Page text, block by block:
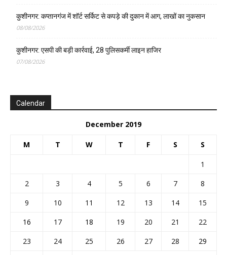
कुशीनगर: कप्तानगंज में शॉर्ट सर्किट से कपड़े की दुकान में आग, लाखों का नुकसान
08/08/2026
कुशीनगर: एसपी की बड़ी कार्रवाई, 28 पुलिसकर्मी लाइन हाजिर
07/08/2026
Calendar
December 2019
M T W T F S S
1
2
3 4 5 6 7
8
9
10 11 12 13 14
15
16
17 18 19 20 21
22
23
24 25 26 27 28
29